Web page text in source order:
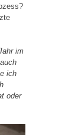
im
ich
oder